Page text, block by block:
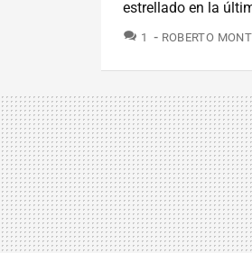
estrellado en la
1 COMENTARIOS
ROBERTO